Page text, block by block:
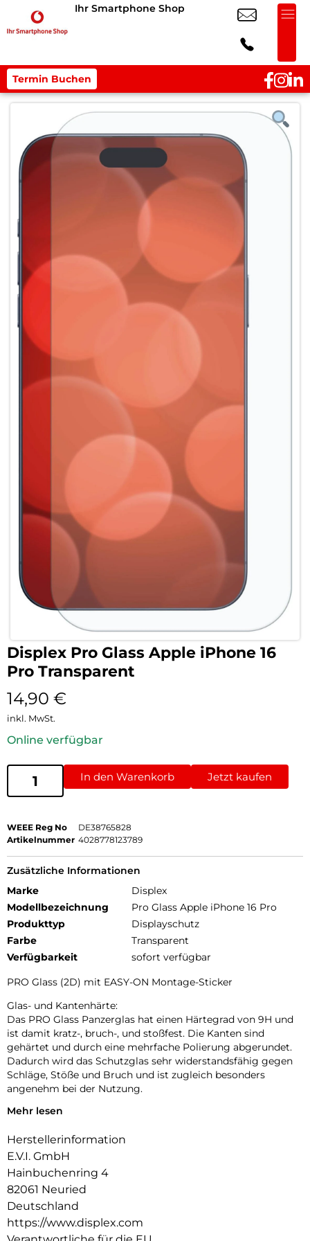
Ihr Smartphone Shop
Termin Buchen
Displex Pro Glass Apple iPhone 16
Pro Transparent
14,90 €
inkl. MwSt.
Online verfügbar
In den Warenkorb Jetzt kaufen
WEEE Reg No
DE38765828
Artikelnummer 4028778123789
Zusätzliche Informationen
Marke
Displex
Modellbezeichnung
Pro Glass Apple iPhone 16 Pro
Produkttyp
Displayschutz
Farbe
Transparent
Verfügbarkeit
sofort verfügbar
PRO Glass (2D) mit EASY-ON Montage-Sticker
Glas- und Kantenhärte:
Das PRO Glass Panzerglas hat einen Härtegrad von 9H und
ist damit kratz-, bruch-, und stoßfest. Die Kanten sind
gehärtet und durch eine mehrfache Polierung abgerundet.
Dadurch wird das Schutzglas sehr widerstandsfähig gegen
Schläge, Stöße und Bruch und ist zugleich besonders
angenehm bei der Nutzung.
Hüllenfreundlich:
Konturen gefertigt und passt somit perfekt auf Ihr
Smartphone. Außerdem ist die Schutzfolie ultradünn. Somit
lassen sich alle handelsüblichen Schutzhüllen & Cases mit
der Panzerglasfolie benutzen. Durch einen kombinierten
Schutz aus PRO Glass und Ihrer Lieblingshülle wird Ihr
Smartphone rundum optimal geschützt.
Anti Fingerprint:
Mehr lesen
Herstellerinformation
E.V.I. GmbH
Hainbuchenring 4
82061 Neuried
Deutschland
https://www.displex.com